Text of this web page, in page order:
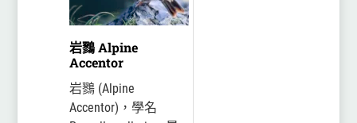
岩鷚 Alpine
Accentor
岩鷚 (Alpine
Accentor)，學名